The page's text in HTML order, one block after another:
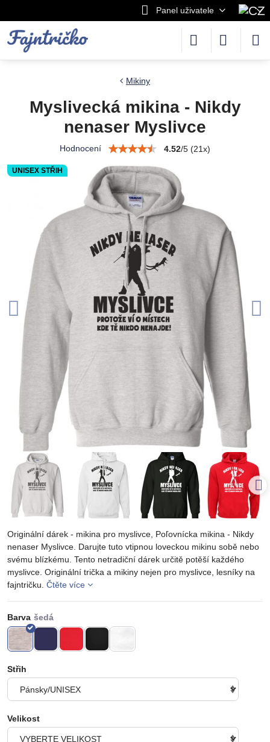
Panel uživatele
UNISEX STŘIH
Mikiny
Myslivecká mikina - Nikdy
nenaser Myslivce
Hodnocení 4.52/5 (21x)
Originální dárek - mikina pro myslivce, Poľovnícka mikina - Nikdy
nenaser Myslivce. Darujte tuto vtipnou loveckou mikinu sobě nebo
svému blízkému. Tento netradiční dárek určitě potěší každého
myslivce. Originální trička a mikiny nejen pro myslivce, lesníky na
fajntričku. Čtěte více
Barva
Střih
Velikost